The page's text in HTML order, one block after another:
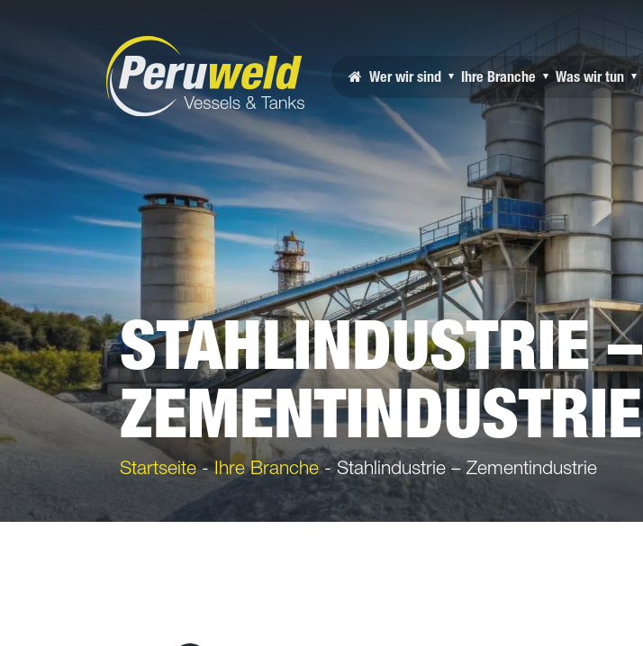
Wer wir sind ▾ Ihre Branche ▾ Was wir tun ▾
STAHLINDUSTRIE –
ZEMENTINDUSTRIE
Startseite-Ihre Branche-Stahlindustrie – Zementindustrie